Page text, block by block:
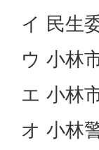
イ 民生
ウ 小林
エ 小林
オ 小林